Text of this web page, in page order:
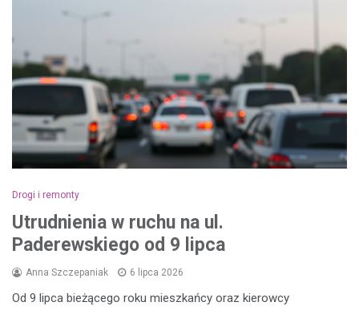
Drogi i remonty
Utrudnienia w ruchu na ul.
Paderewskiego od 9 lipca
Anna Szczepaniak 6 lipca 2026
Od 9 lipca bieżącego roku mieszkańcy oraz kierowcy